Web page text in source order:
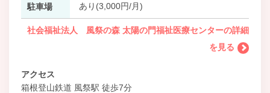
駐車場 あり(3,000円/月)
社会福祉法人 風祭の森 太陽の門福祉医療センターの詳細
を見る
アクセス
箱根登山鉄道 風祭駅 徒歩7分